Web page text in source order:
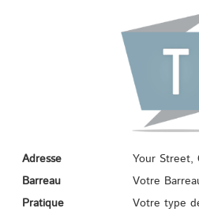
Adresse
Your Street,
Barreau
Votre
Pratique
Votre type